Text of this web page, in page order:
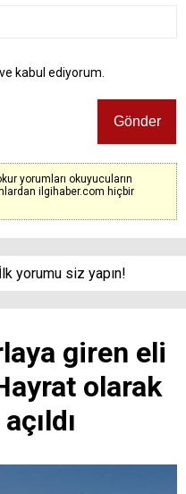
kabul ediyorum.
yorumları okuyucuların
ilgihaber.com hiçbir
yorumu siz yapın!
giren eli
olarak